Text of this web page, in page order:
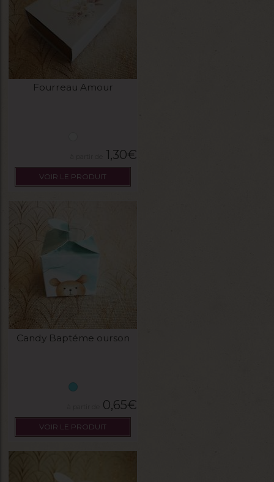
Fourreau Amour
1,30€
VOIR LE PRODUIT
Candy Baptéme ourson
0,65€
VOIR LE PRODUIT